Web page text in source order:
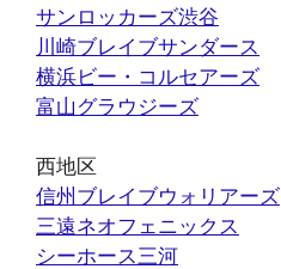
サンロッカーズ渋谷
川崎ブレイブサンダース
横浜ビー・コルセアーズ
富山グラウジーズ
西地区
信州ブレイブウォリアーズ
三遠ネオフェニックス
シーホース三河